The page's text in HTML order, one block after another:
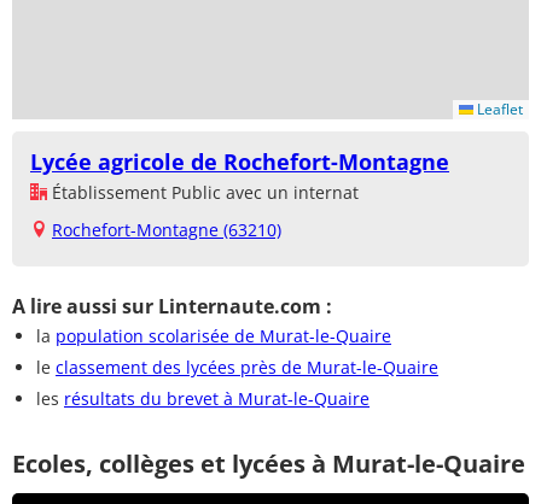
Leaflet
Lycée agricole de Rochefort-Montagne
Établissement Public avec un internat
Rochefort-Montagne (63210)
A lire aussi sur Linternaute.com :
la population scolarisée de Murat-le-Quaire
le classement des lycées près de Murat-le-Quaire
les résultats du brevet à Murat-le-Quaire
Ecoles, collèges et lycées à Murat-le-Quaire